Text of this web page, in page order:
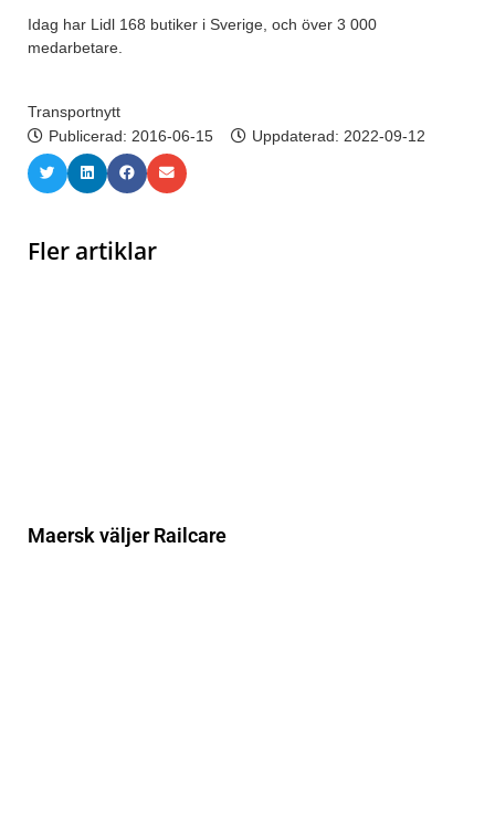
Idag har Lidl 168 butiker i Sverige, och över 3 000
medarbetare.
Transportnytt
Publicerad: 2016-06-15 Uppdaterad: 2022-09-12
Fler artiklar
Maersk väljer Railcare